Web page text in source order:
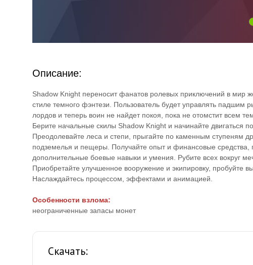
Описание:
Shadow Knight переносит фанатов ролевых приключений в мир
стиле темного фэнтези. Пользователь будет управлять падшим
лордов и теперь воин не найдет покоя, пока не отомстит всем
Берите начальные скилы Shadow Knight и начинайте двигаться
Преодолевайте леса и степи, прыгайте по каменным ступеням
подземелья и пещеры. Получайте опыт и финансовые средства,
дополнительные боевые навыки и умения. Рубите всех вокруг
Приобретайте улучшенное вооружение и экипировку, пробуйте
Наслаждайтесь процессом, эффектами и анимацией.
Особенности взлома:
неограниченные запасы монет
Скачать: